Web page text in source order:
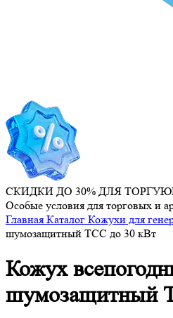
СКИДКИ ДО 30% ДЛЯ
Особые условия для торговых и
Главная Каталог Кожухи для
шумозащитный ТСС до 30 кВт
Кожух
шумозащитный